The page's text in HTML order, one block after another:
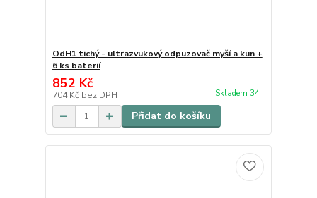
OdH1 tichý - ultrazvukový odpuzovač myší a kun +
6 ks baterií
852 Kč
704 Kč bez DPH Skladem 34
Přidat do košíku